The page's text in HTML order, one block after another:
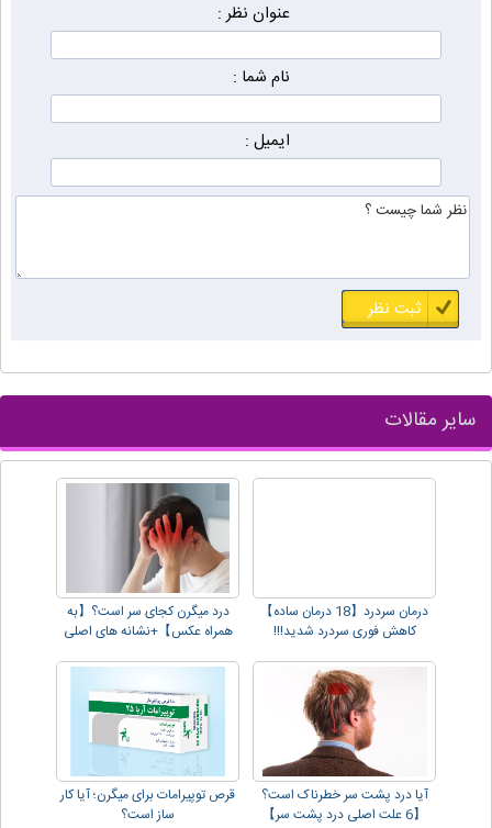
عنوان نظر :
نام شما :
ایمیل :
سایر مقالات
درمان سردرد【18 درمان ساده】
کاهش فوری سردرد شدید!!!
درد میگرن کجای سر است؟【به
همراه عکس】+نشانه های اصلی
آیا درد پشت سر خطرناک است؟
【6 علت اصلی درد پشت سر】
قرص توپیرامات برای میگرن؛ آیا کار
ساز است؟